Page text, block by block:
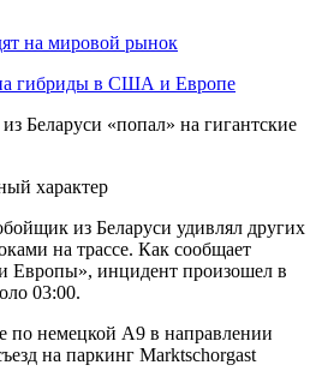
на мировой рынок
на гибриды в США и Европе
характер
из Беларуси удивлял других
на трассе. Как сообщает
Европы», инцидент произошел в
03:00.
по немецкой A9 в направлении
на паркинг Marktschorgast